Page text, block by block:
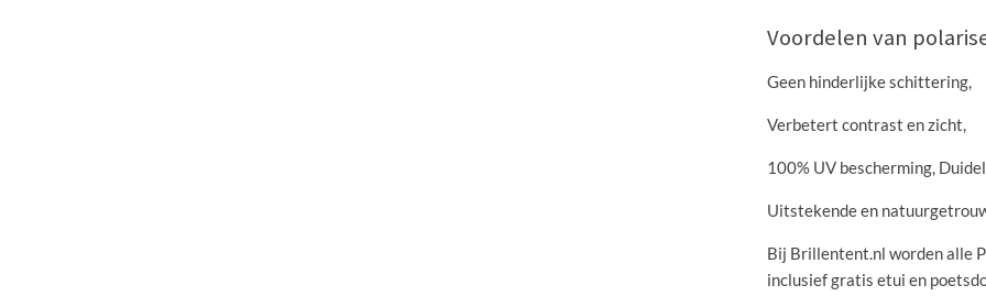
Voordelen van
Geen hinderlijke schittering,
Verbetert contrast en zicht,
100% UV bescherming,
Uitstekende en
Bij Brillentent.nl worden alle
inclusief gratis etui en